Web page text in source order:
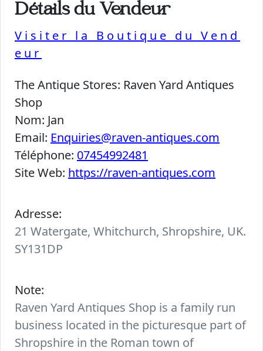
Détails du Vendeur
Visiter la Boutique du Vend
eur
The Antique Stores: Raven Yard Antiques
Shop
Nom: Jan
Email: Enquiries@raven-antiques.com
Téléphone: 07454992481
Site Web: https://raven-antiques.com
Adresse:
21 Watergate, Whitchurch, Shropshire, UK.
SY131DP
Note:
Raven Yard Antiques Shop is a family run
business located in the picturesque part of
Shropshire in the Roman town of